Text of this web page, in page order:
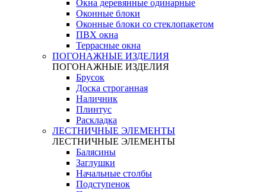
Окна деревянные одинарные
Оконные блоки
Оконные блоки со стеклопакетом
ПВХ окна
Террасные окна
ПОГОНАЖНЫЕ ИЗДЕЛИЯ
ПОГОНАЖНЫЕ ИЗДЕЛИЯ
Брусок
Доска строганная
Наличник
Плинтус
Раскладка
ЛЕСТНИЧНЫЕ ЭЛЕМЕНТЫ
ЛЕСТНИЧНЫЕ ЭЛЕМЕНТЫ
Балясины
Заглушки
Начальные столбы
Подступенок